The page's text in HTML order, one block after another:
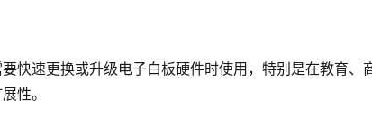
快速更换或升级电子白板硬件时使用，特别是在教育、
性。